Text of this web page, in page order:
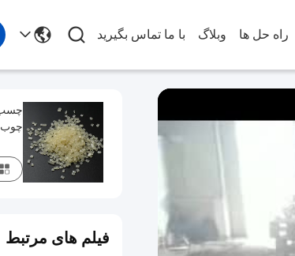
راه حل ها وبلاگ با ما تماس بگیرید
چوب
فیلم های مرتبط